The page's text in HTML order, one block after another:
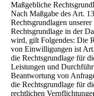
Maßgebliche
Nach Maßgabe des Art.
Rechtsgrundlagen
Rechtsgrundlage in der
wird, gilt Folgendes: Die
von Einwilligungen ist
die Rechtsgrundlage für
Leistungen und
Beantwortung von
die Rechtsgrundlage für
rechtlichen